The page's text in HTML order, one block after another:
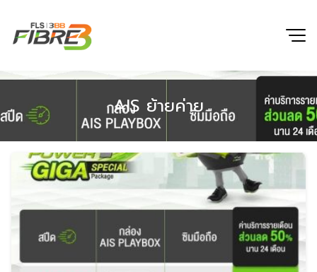
content
AIS ย้ายค่าย